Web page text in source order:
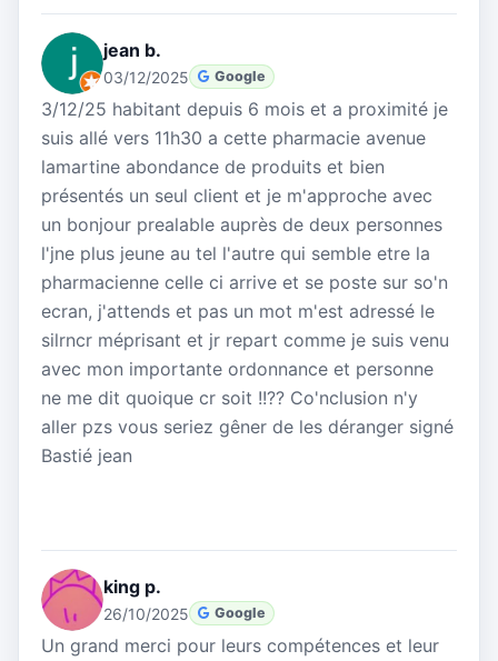
jean b.
03/12/2025 Google
3/12/25 habitant depuis 6 mois et a proximité je
suis allé vers 11h30 a cette pharmacie avenue
lamartine abondance de produits et bien
présentés un seul client et je m'approche avec
un bonjour prealable auprès de deux personnes
l'jne plus jeune au tel l'autre qui semble etre la
pharmacienne celle ci arrive et se poste sur so'n
ecran, j'attends et pas un mot m'est adressé le
silrncr méprisant et jr repart comme je suis venu
avec mon importante ordonnance et personne
ne me dit quoique cr soit !!?? Co'nclusion n'y
aller pzs vous seriez gêner de les déranger signé
Bastié jean
king p.
26/10/2025 Google
Un grand merci pour leurs compétences et leur